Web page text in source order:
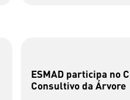
ESMAD participa no
Consultivo da Árvore